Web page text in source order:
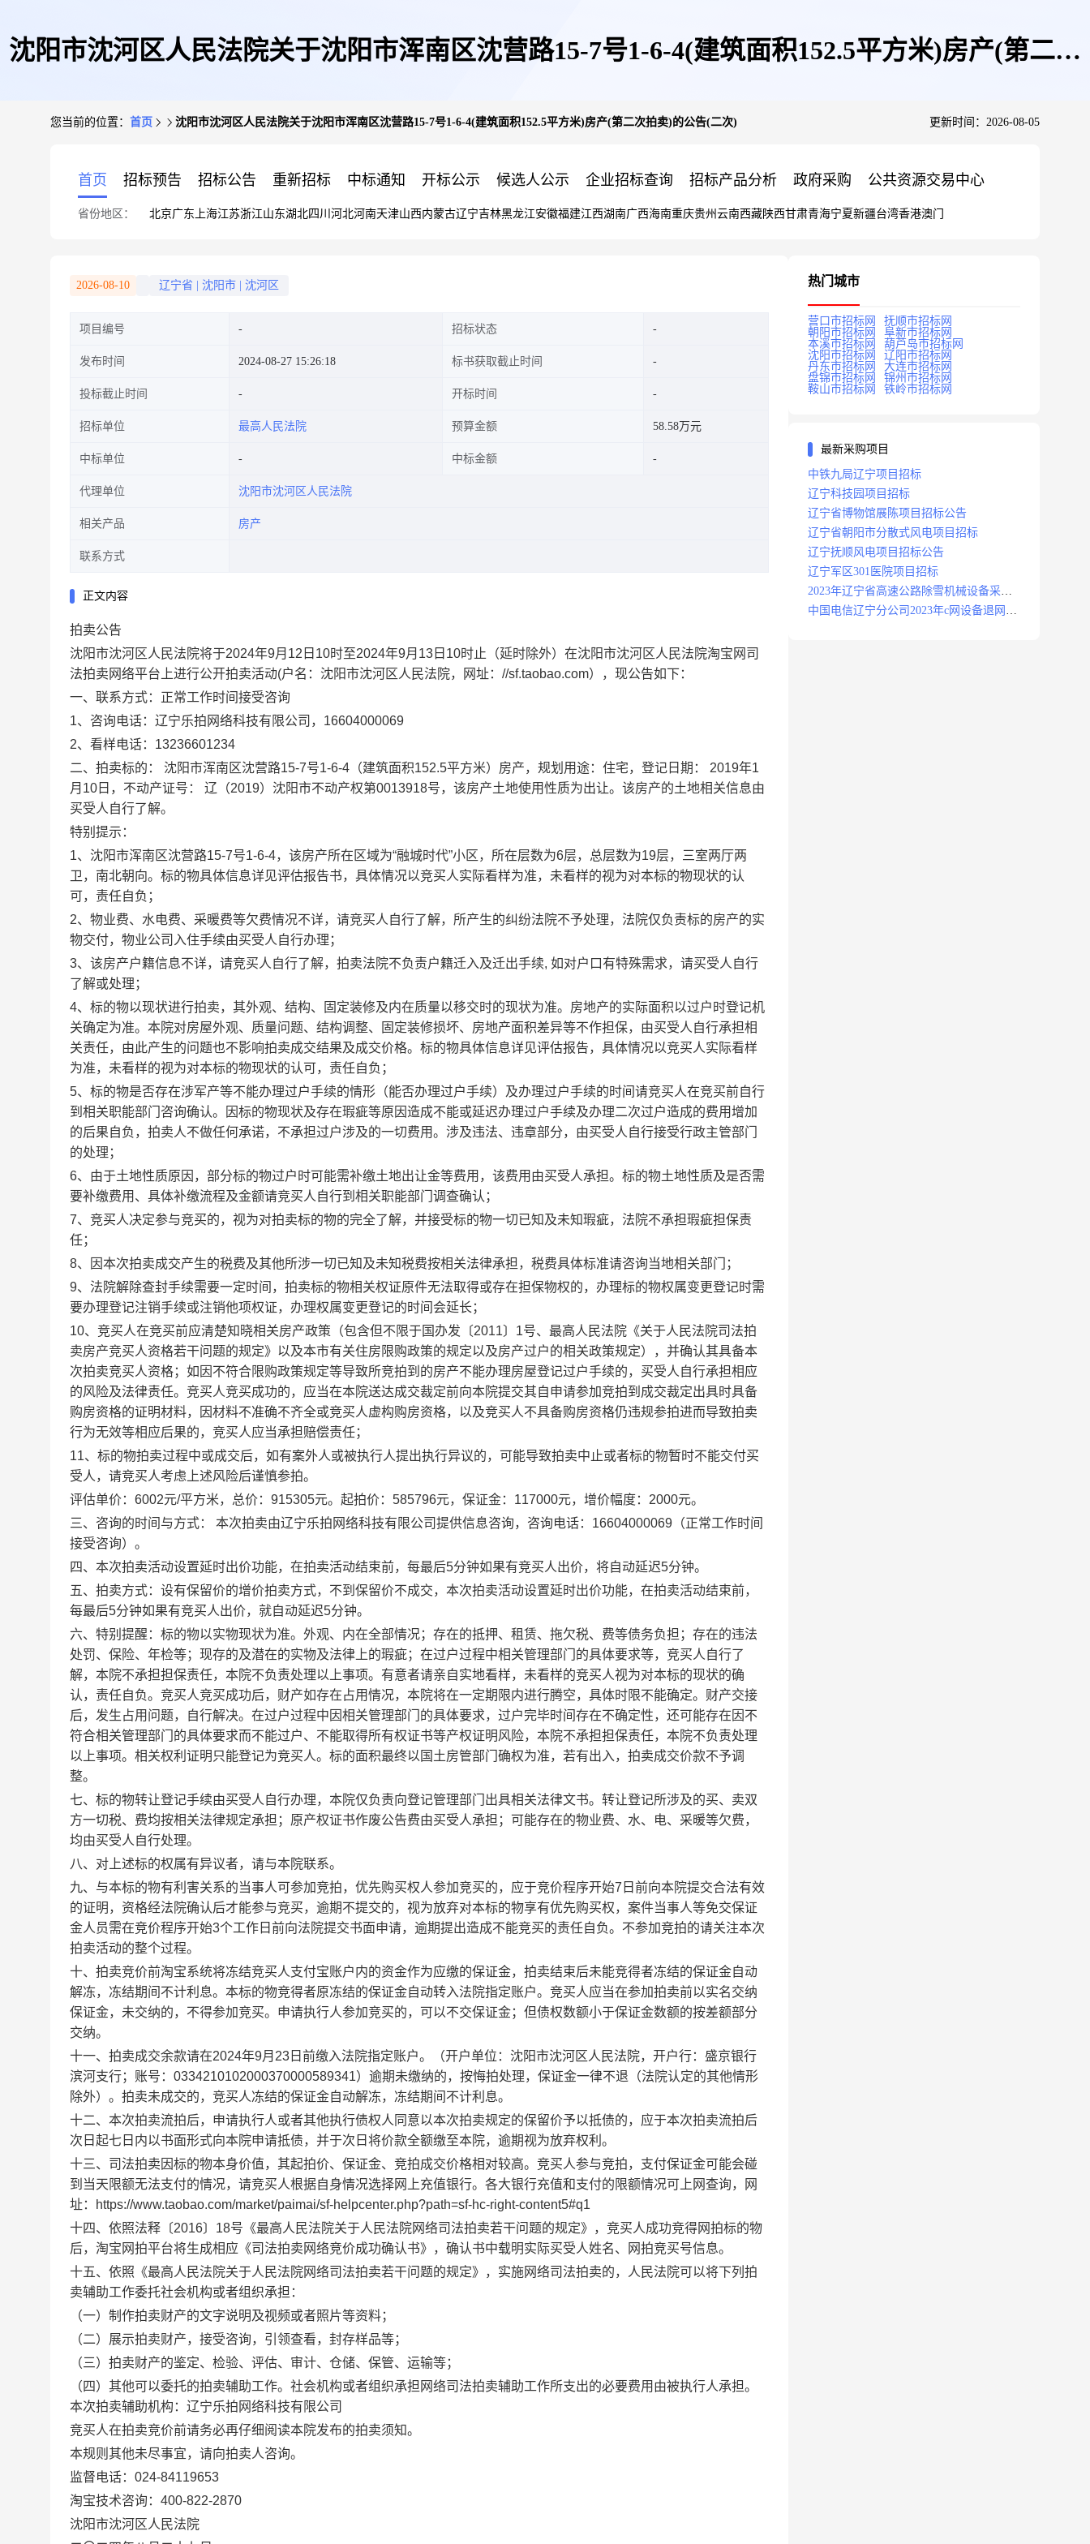
沈阳市沈河区人民法院关于沈阳市浑南区沈营路15-7号1-6-4(建筑面积152.5平方米)房产(第二次
您当前的位置： 首页 沈阳市沈河区人民法院关于沈阳市浑南区沈营路15-7号1-6-4(建筑面积152.5平方米)房产(第二次拍卖)的公告(二次) 更新时间：2026-08-05
首页 招标预告 招标公告 重新招标 中标通知 开标公示 候选人公示 企业招标查询 招标产品分析 政府采购 公共资源交易中心
省份地区： 北京广东 上海江苏浙江山东湖北四川 河北河南天津山西内蒙古辽宁吉林黑龙江安徽福建江西湖南广西海南重庆贵州 云南西藏陕西甘肃青海宁夏新疆台湾香港澳门
2026-08-10 辽宁省 沈阳市 沈河区
项目编号 招标状态
发布时间 2024-08-27 15:26:18 标书获取截止时间
投标截止时间 开标时间
招标单位 最高人民法院 预算金额 58.58万元
中标单位 中标金额
代理单位 沈阳市沈河区人民法院
相关产品 房产
联系方式
正文内容
拍卖公告
沈阳市沈河区人民法院将于2024年9月 12 日 10时至2024年9月 13 日 10时止（延时除外） 在沈阳市沈河区人民法院淘宝网司
法拍卖网络平台上进行公开拍卖活动(户名：沈阳市沈河区人民法院，网址： //sf.taobao.com），现公告如下：
一、联系方式： 正常工作时间接受咨询
1、咨询电话：辽宁乐拍网络科技有限公司， 16604000069
2、看样电话： 13236601234
二、拍卖标的： 沈阳市浑南区沈营路15-7号1-6-4 （建筑面积152.5平方米）房产，规划用途：住宅，登记日期： 2019年1
月 10 日，不动产证号： 辽（2019）沈阳市不动产权第0013918号， 该房产土地使用性质为出让。 该房产的土地相关信息由
买受人自行了解。
特别提示：
1、 沈阳市浑南区沈营路15-7号1-6-4，该房产所在区域为“融城时代”小区，所在层数为6层，总层数为19层，三室两厅两
卫，南北朝向。标的物具体信息详见评估报告书，具体情况以竞买人实际看样为准，未看样的视为对本标的物现状的认
可，责任自负；
2、物业费、水电费、采暖费等欠费情况不详，请竞买人自行了解，所产生的纠纷法院不予处理，法院仅负责标的房产的实
物交付，物业公司入住手续由买受人自行办理；
3、该房产户籍信息不详，请竞买人自行了解，拍卖法院不负责户籍迁入及迁出手续, 如对户口有特殊需求，请买受人自行
了解或处理；
4、标的物以现状进行拍卖，其外观、结构、固定装修及内在质量以移交时的现状为准。房地产的实际面积以过户时登记机
关确定为准。本院对房屋外观、质量问题、结构调整、固定装修损坏、房地产面积差异等不作担保，由买受人自行承担相
关责任，由此产生的问题也不影响拍卖成交结果及成交价格。标的物具体信息详见评估报告，具体情况以竞买人实际看样
为准，未看样的视为对本标的物现状的认可，责任自负；
5、标的物是否存在涉军产等不能办理过户手续的情形（能否办理过户手续）及办理过户手续的时间请竞买人在竞买前自行
到相关职能部门咨询确认。因标的物现状及存在瑕疵等原因造成不能或延迟办理过户手续及办理二次过户造成的费用增加
的后果自负，拍卖人不做任何承诺，不承担过户涉及的一切费用。涉及违法、违章部分，由买受人自行接受行政主管部门
的处理；
6、由于土地性质原因，部分标的物过户时可能需补缴土地出让金等费用，该费用由买受人承担。标的物土地性质及是否需
要补缴费用、具体补缴流程及金额请竞买人自行到相关职能部门调查确认；
7、竞买人决定参与竞买的，视为对拍卖标的物的完全了解，并接受标的物一切已知及未知瑕疵，法院不承担瑕疵担保责
任；
8、因本次拍卖成交产生的税费及其他所涉一切已知及未知税费按相关法律承担，税费具体标准请咨询当地相关部门；
9、法院解除查封手续需要一定时间，拍卖标的物相关权证原件无法取得或存在担保物权的，办理标的物权属变更登记时需
要办理登记注销手续或注销他项权证，办理权属变更登记的时间会延长；
10、竞买人在竞买前应清楚知晓相关房产政策（包含但不限于国办发〔2011〕 1号、最高人民法院《关于人民法院司法拍
卖房产竞买人资格若干问题的规定》以及本市有关住房限购政策的规定以及房产过户的相关政策规定），并确认其具备本
次拍卖竞买人资格；如因不符合限购政策规定等导致所竞拍到的房产不能办理房屋登记过户手续的，买受人自行承担相应
的风险及法律责任。竞买人竞买成功的，应当在本院送达成交裁定前向本院提交其自申请参加竞拍到成交裁定出具时具备
购房资格的证明材料，因材料不准确不齐全或竞买人虚构购房资格，以及竞买人不具备购房资格仍违规参拍进而导致拍卖
行为无效等相应后果的，竞买人应当承担赔偿责任；
11、标的物拍卖过程中或成交后，如有案外人或被执行人提出执行异议的，可能导致拍卖中止或者标的物暂时不能交付买
受人，请竞买人考虑上述风险后谨慎参拍。
评估单价： 6002元/平方米，总价： 915305元。起拍价： 585796元，保证金： 117000元，增价幅度： 2000元。
三、咨询的时间与方式： 本次拍卖由辽宁乐拍网络科技有限公司提供信息咨询，咨询电话： 16604000069 （正常工作时间
接受咨询） 。
四、本次拍卖活动设置延时出价功能，在拍卖活动结束前，每最后5分钟如果有竞买人出价，将自动延迟5分钟。
五、拍卖方式：设有保留价的增价拍卖方式，不到保留价不成交，本次拍卖活动设置延时出价功能，在拍卖活动结束前，
每最后5分钟如果有竞买人出价，就自动延迟5分钟。
六、特别提醒：标的物以实物现状为准。外观、内在全部情况；存在的抵押、租赁、拖欠税、费等债务负担；存在的违法
处罚、保险、年检等；现存的及潜在的实物及法律上的瑕疵；在过户过程中相关管理部门的具体要求等，竞买人自行了
解，本院不承担担保责任，本院不负责处理以上事项。有意者请亲自实地看样，未看样的竞买人视为对本标的现状的确
认，责任自负。竞买人竞买成功后，财产如存在占用情况，本院将在一定期限内进行腾空，具体时限不能确定。财产交接
后，发生占用问题，自行解决。在过户过程中因相关管理部门的具体要求，过户完毕时间存在不确定性，还可能存在因不
符合相关管理部门的具体要求而不能过户、不能取得所有权证书等产权证明风险，本院不承担担保责任，本院不负责处理
以上事项。相关权利证明只能登记为竞买人。标的面积最终以国土房管部门确权为准，若有出入，拍卖成交价款不予调
整。
七、标的物转让登记手续由买受人自行办理，本院仅负责向登记管理部门出具相关法律文书。转让登记所涉及的买、卖双
方一切税、费均按相关法律规定承担；原产权证书作废公告费由买受人承担；可能存在的物业费、水、电、采暖等欠费，
均由买受人自行处理。
八、对上述标的权属有异议者，请与本院联系。
九、与本标的物有利害关系的当事人可参加竞拍，优先购买权人参加竞买的，应于竞价程序开始7 日前向本院提交合法有效
的证明，资格经法院确认后才能参与竞买，逾期不提交的，视为放弃对本标的物享有优先购买权，案件当事人等免交保证
金人员需在竞价程序开始3个工作日前向法院提交书面申请，逾期提出造成不能竞买的责任自负。不参加竞拍的请关注本次
拍卖活动的整个过程。
十、拍卖竞价前淘宝系统将冻结竞买人支付宝账户内的资金作为应缴的保证金，拍卖结束后未能竞得者冻结的保证金自动
解冻，冻结期间不计利息。本标的物竞得者原冻结的保证金自动转入法院指定账户。竞买人应当在参加拍卖前以实名交纳
保证金，未交纳的，不得参加竞买。申请执行人参加竞买的，可以不交保证金；但债权数额小于保证金数额的按差额部分
交纳。
十一、拍卖成交余款请在2024年9月 23 日前缴入法院指定账户。（开户单位：沈阳市沈河区人民法院，开户行：盛京银行
滨河支行；账号： 0334210102000370000589341） 逾期未缴纳的，按悔拍处理，保证金一律不退（法院认定的其他情形
除外）。拍卖未成交的，竞买人冻结的保证金自动解冻，冻结期间不计利息。
十二、本次拍卖流拍后，申请执行人或者其他执行债权人同意以本次拍卖规定的保留价予以抵债的，应于本次拍卖流拍后
次日起七日内以书面形式向本院申请抵债，并于次日将价款全额缴至本院，逾期视为放弃权利。
十三、司法拍卖因标的物本身价值，其起拍价、保证金、竞拍成交价格相对较高。竞买人参与竞拍，支付保证金可能会碰
到当天限额无法支付的情况，请竞买人根据自身情况选择网上充值银行。各大银行充值和支付的限额情况可上网查询，网
址：
https://www.taobao.com/market/paimai/sf-helpcenter.php?path=sf-hc-right-content5#q1
十四、依照法释〔2016〕 18号《最高人民法院关于人民法院网络司法拍卖若干问题的规定》，竞买人成功竞得网拍标的物
后，淘宝网拍平台将生成相应《司法拍卖网络竞价成功确认书》，确认书中载明实际买受人姓名、网拍竞买号信息。
十五、依照《最高人民法院关于人民法院网络司法拍卖若干问题的规定》，实施网络司法拍卖的，人民法院可以将下列拍
卖辅助工作委托社会机构或者组织承担：
（一）制作拍卖财产的文字说明及视频或者照片等资料；
（二）展示拍卖财产，接受咨询，引领查看，封存样品等；
（三）拍卖财产的鉴定、检验、评估、审计、仓储、保管、运输等；
（四）其他可以委托的拍卖辅助工作。社会机构或者组织承担网络司法拍卖辅助工作所支出的必要费用由被执行人承担。
本次拍卖辅助机构：辽宁乐拍网络科技有限公司
竞买人在拍卖竞价前请务必再仔细阅读本院发布的拍卖须知。
本规则其他未尽事宜，请向拍卖人咨询。
监督电话： 024-84119653
淘宝技术咨询： 400-822-2870
沈阳市沈河区人民法院
热门城市
营口市招标网
抚顺市招标网
朝阳市招标网
阜新市招标网
本溪市招标网
葫芦岛市招标网
沈阳市招标网
辽阳市招标网
丹东市招标网
大连市招标网
盘锦市招标网
锦州市招标网
鞍山市招标网
铁岭市招标网
最新采购项目
中铁九局辽宁项目招标
辽宁科技园项目招标
辽宁省博物馆展陈项目招标公告
辽宁省朝阳市分散式风电项目招标
辽宁抚顺风电项目招标公告
辽宁军区301医院项目招标
2023年辽宁省高速公路除雪机械设备采购
项目招标招标公告
中国电信辽宁分公司2023年c网设备退网拆